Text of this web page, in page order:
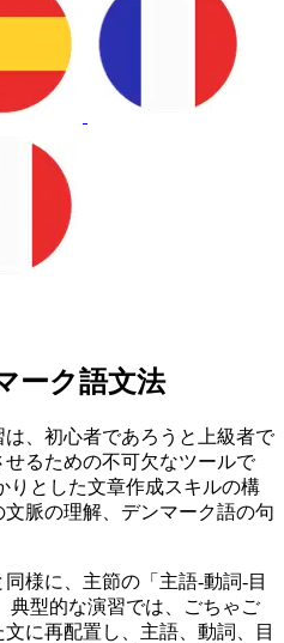
ーク語文法
、初心者であろうと上級者で
るための不可欠なツールで
りとした文章作成スキルの構
脈の理解、デンマーク語の句
様に、主節の「主語-動詞-目
典型的な演習では、ごちゃご
に再配置し、主語、動詞、目